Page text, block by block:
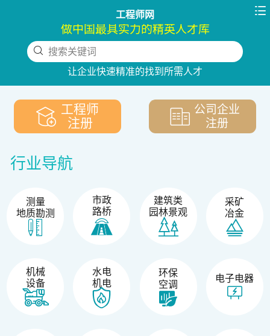
工程师网 
做中国最具实力的精英人才库
搜索关键词
让企业快速精准的找到所需人才
下拉刷新
工程师
注册
公司企业
注册
行业导航
测量
地质勘测
市政
路桥
建筑类
园林景观
采矿
冶金
机械
设备
水电
机电
环保
空调
电子电器